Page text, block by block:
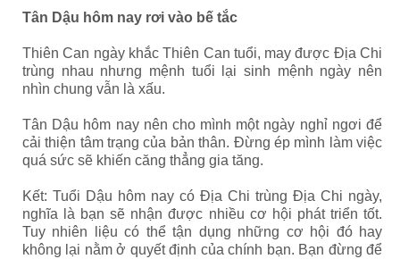
Tân Dậu hôm nay rơi vào bế tắc
Thiên Can ngày khắc Thiên Can tuổi, may được Địa Chi
trùng nhau nhưng mệnh tuổi lại sinh mệnh ngày nên
nhìn chung vẫn là xấu.
Tân Dậu hôm nay nên cho mình một ngày nghỉ ngơi để
cải thiện tâm trạng của bản thân. Đừng ép mình làm việc
quá sức sẽ khiến căng thẳng gia tăng.
Kết: Tuổi Dậu hôm nay có Địa Chi trùng Địa Chi ngày,
nghĩa là bạn sẽ nhận được nhiều cơ hội phát triển tốt.
Tuy nhiên liệu có thể tận dụng những cơ hội đó hay
không lại nằm ở quyết định của chính bạn. Bạn đừng để